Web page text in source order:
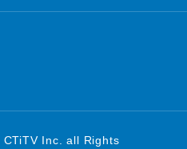
CTiTV Inc. all Rights